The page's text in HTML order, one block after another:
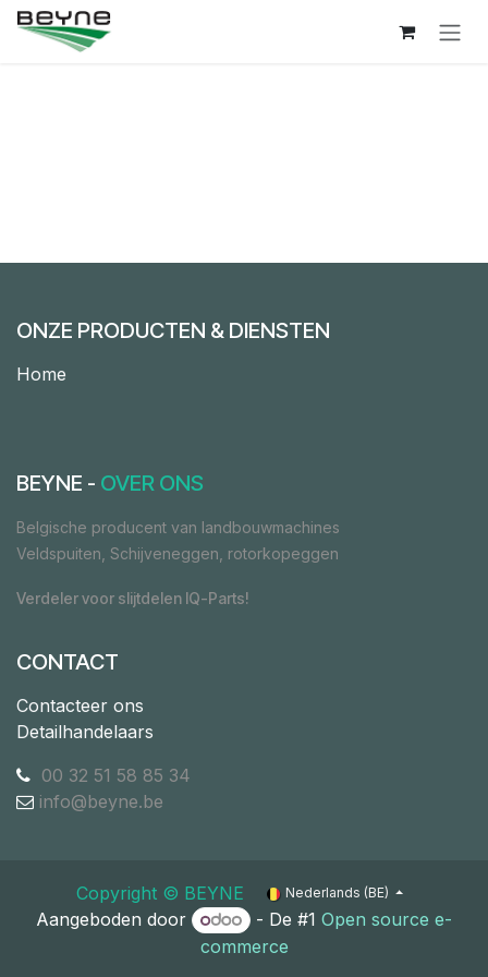
Overslaan naar inhoud
ONZE PRODUCTEN & DIENSTEN
Home
BEYNE - OVER ONS
Belgische producent van landbouwmachines
Veldspuiten, Schijveneggen, rotorkopeggen
Verdeler voor slijtdelen IQ-Parts!
CONTACT
Contacteer ons
Detailhandelaars
00 32 51 58 85 34
info@beyne.be
Copyright ©​ ​BEYNE Nederlands (BE)
Aangeboden door - De #1Open source e-
commerce